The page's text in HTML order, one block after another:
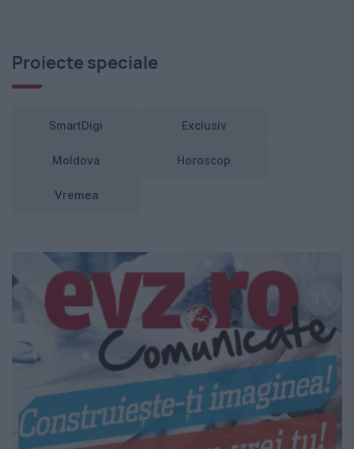
Proiecte speciale
SmartDigi Exclusiv
Moldova Horoscop
Vremea